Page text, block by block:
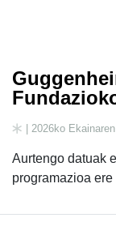
| 2026ko
Aurtengo datuak
programazioa